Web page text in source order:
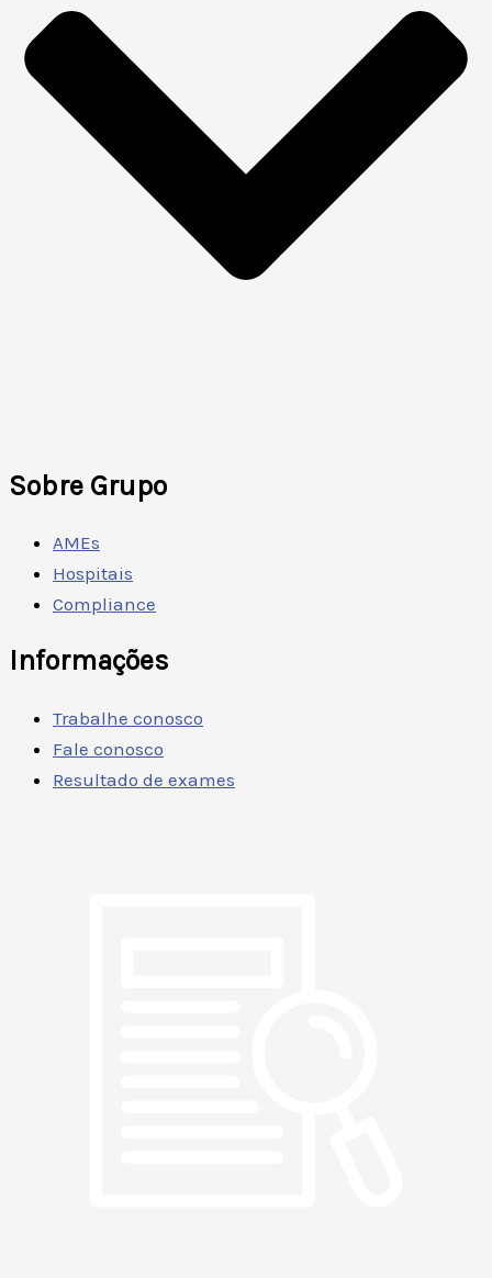
Sobre Grupo
AMEs
Hospitais
Compliance
Informações
Trabalhe conosco
Fale conosco
Resultado de exames